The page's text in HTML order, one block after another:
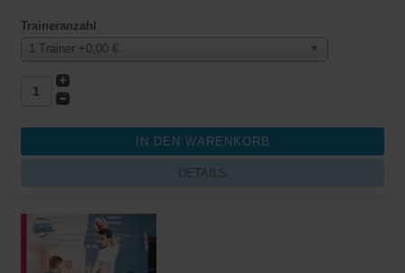
Traineranzahl
1 Trainer +0,00 €
DETAILS